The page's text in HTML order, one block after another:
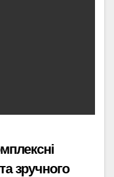
зручного